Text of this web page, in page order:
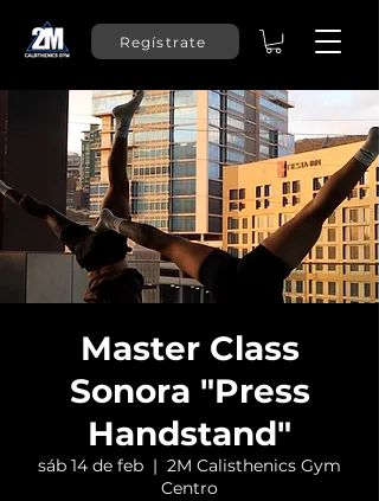
Regístrate
Master Class
Sonora "Press
Handstand"
sáb 14 de feb
  |
2M Calisthenics Gym
Centro